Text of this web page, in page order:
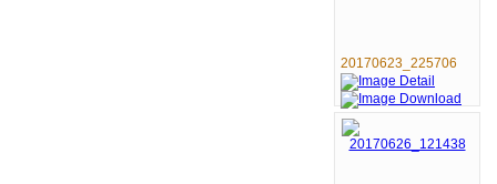
20170623_225706